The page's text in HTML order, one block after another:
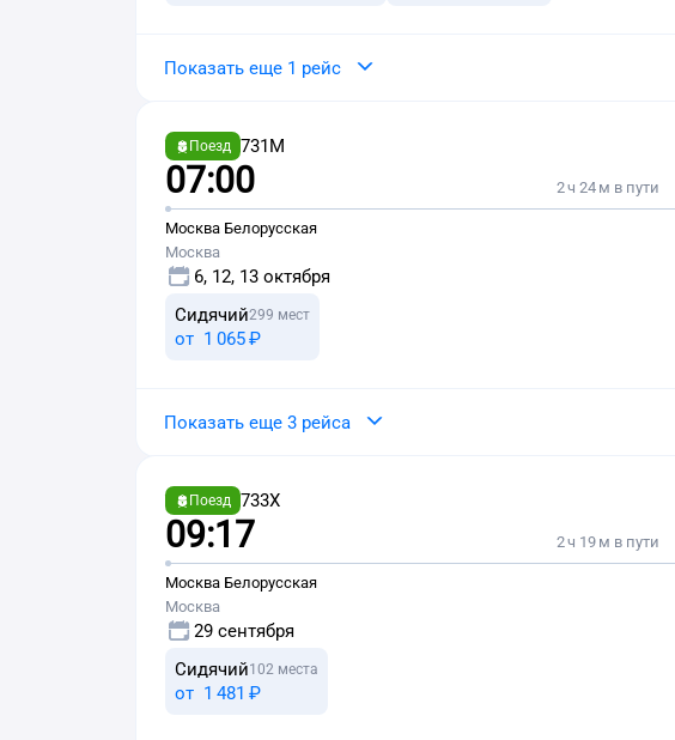
Показать еще 1 рейс
Поезд 731М
07:00 2 ч 24 м в пути
Москва Белорусская
Москва
6, 12, 13 октября
Сидячий299 мест
от 1 ⁠065 ⁠₽
Показать еще 3 рейса
Поезд 733Х
09:17 2 ч 19 м в пути
Москва Белорусская
Москва
29 сентября
Сидячий102 места
от 1 ⁠481 ⁠₽